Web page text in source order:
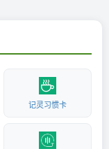
记灵习惯卡